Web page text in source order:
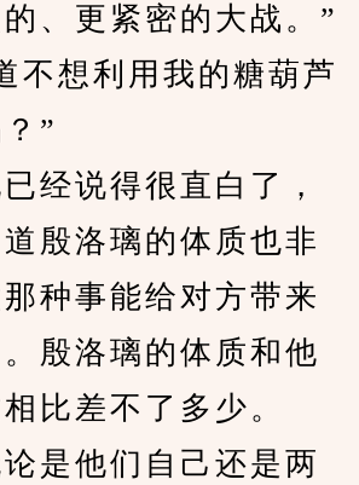
、更紧密的大战。”
想利用我的糖葫芦
”
说得很直白了，
殷洛璃的体质也非
种事能给对方带来
殷洛璃的体质和他
比差不了多少。
他们自己还是两